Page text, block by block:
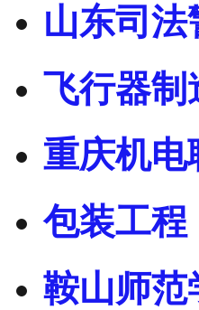
山东司
飞行器制
重庆机电
包装工程
鞍山师范